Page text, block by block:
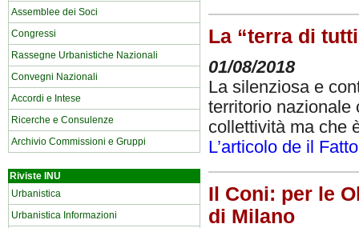
Assemblee dei Soci
Congressi
Rassegne Urbanistiche Nazionali
Convegni Nazionali
Accordi e Intese
Ricerche e Consulenze
Archivio Commissioni e Gruppi
Riviste INU
Urbanistica
Urbanistica Informazioni
La “terra di
01/08/2018
La silenziosa e
territorio nazionale
collettività ma che
L’articolo de il
Il Coni: per le
di Milano